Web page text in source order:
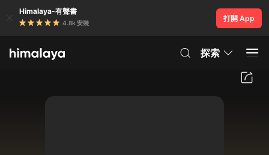
Himalaya-有聲書
4.8k 安裝
打開 App
探索